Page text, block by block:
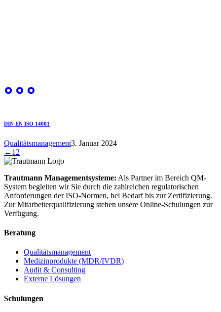
DIN EN ISO 14001
Qualitätsmanagement3. Januar 2024
← 1 2
Trautmann Managementsysteme: Als Partner im Bereich QM-
System begleiten wir Sie durch die zahlreichen regulatorischen
Anforderungen der ISO-Normen, bei Bedarf bis zur Zertifizierung.
Zur Mitarbeiterqualifizierung stehen unsere Online-Schulungen zur
Verfügung.
Beratung
Qualitätsmanagement
Medizinprodukte (MDR/IVDR)
Audit & Consulting
Externe Lösungen
Schulungen